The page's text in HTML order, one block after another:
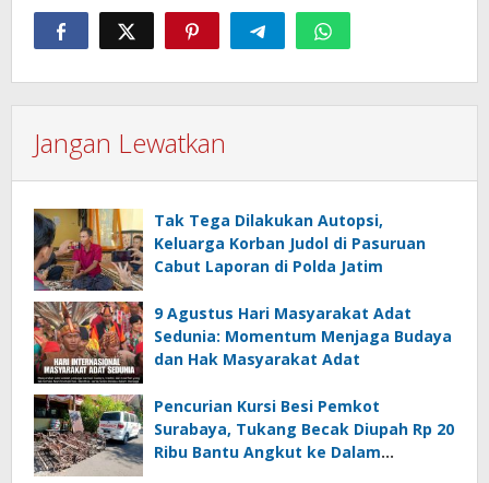
Jangan Lewatkan
Tak Tega Dilakukan Autopsi,
Keluarga Korban Judol di Pasuruan
Cabut Laporan di Polda Jatim
9 Agustus Hari Masyarakat Adat
Sedunia: Momentum Menjaga Budaya
dan Hak Masyarakat Adat
Pencurian Kursi Besi Pemkot
Surabaya, Tukang Becak Diupah Rp 20
Ribu Bantu Angkut ke Dalam